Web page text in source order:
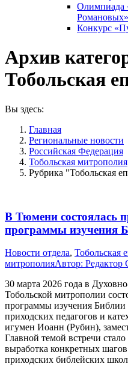
Олимпиада
Романовых»
Конкурс
Архив
Тобольская
Вы здесь:
Главная
Pегиональные новости
Российская Федерация
Тобольская митрополия
Рубрика "Тобольская
В Тюмени состоялась
программы изучения
Новости отдела, Тобольская
митрополияАвтор: Редактор
30 марта 2026 года в
Тобольской митрополии
программы изучения Библии
приходских педагогов и
игумен Иоанн (Рубин),
Главной темой встречи
выработка конкретных
приходских библейских